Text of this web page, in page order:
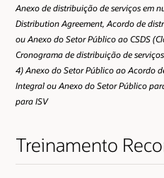
Anexo de distribuição de serviços em
Distribution Agreement, Acordo de
ou Anexo do Setor Público ao CSDS
Cronograma de distribuição de
4) Anexo do Setor Público ao Acordo
Integral ou Anexo do Setor Público
para ISV
Treinamento